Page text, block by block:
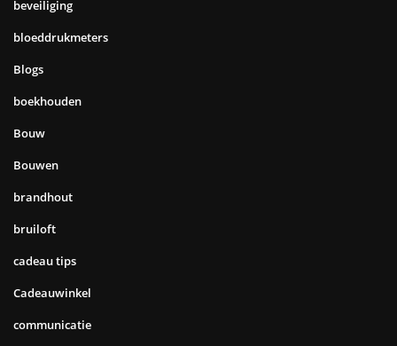
beveiliging
bloeddrukmeters
Blogs
boekhouden
Bouw
Bouwen
brandhout
bruiloft
cadeau tips
Cadeauwinkel
communicatie